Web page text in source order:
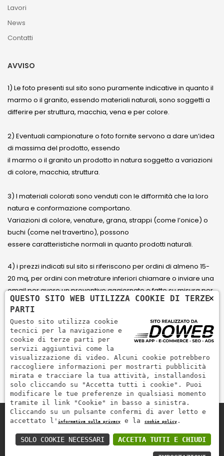
Lavori
News
Contatti
AVVISO
1) Le foto presenti sul sito sono puramente indicative in quanto il
marmo o il granito, essendo materiali naturali, sono soggetti a
differire per struttura, macchia, vena e per colore.
2) Eventuali campionature o foto fornite servono a dare un’idea
di massima del prodotto, essendo
il marmo o il granito un prodotto in natura soggetto a variazioni
di colore, macchia, struttura.
3) I materiali colorati sono venduti con le difformità che la loro
natura e conformazione comportano.
Variazioni di colore, venature, grana, strappi (come l’onice) o
buchi (come nel travertino), possono
essere caratteristiche normali in quanto prodotti naturali.
4) i prezzi indicati sul sito si riferiscono per ordini di almeno 15-
20 mq, per ordini con metrature inferiori chiamare o inviare una
email per avere un preventivo aggiornato e fatto su misura per
il cliente.
5) Paga con Carta di credito Visa, Visa Electron, Maestro,
Mastercard tramite il circuito PayPal. PayPal serve per pagare,
inviare denaro e accettare pagamenti in modo rapido,
semplice e sicuro.
Zem Marmi P.I. 03463990246
Paga in modo sicuro con
×
QUESTO SITO WEB UTILIZZA COOKIE DI TERZE
PARTI
Questo sito utilizza cookie
tecnici per la navigazione e
cookie di terze parti per
servizi aggiuntivi come la
visualizzazione di video. Alcuni cookie potrebbero
raccogliere informazioni per mostrarti pubblicità
mirata e tracciare la tua attività, installandosi
solo cliccando su "Accetta tutti i cookie". Puoi
modificare le tue preferenze in qualsiasi momento
tramite il link "Cookie" in basso a sinistra.
Cliccando su un pulsante confermi di aver letto e
accettato l' informativa sulla privacy e la cookie policy .
ACCETTA TUTTI E CHIUDI
SOLO COOKIE NECESSARI